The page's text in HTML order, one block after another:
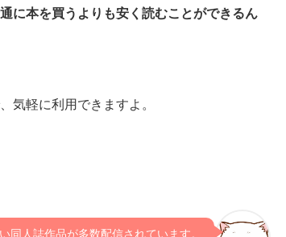
に本を買うよりも安く読むことができるん
気軽に利用できますよ。
同人誌作品が多数配信されています。